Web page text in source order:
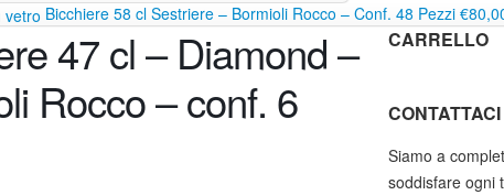
Bicchiere 58 cl Sestriere – Bormioli Rocco – Conf. 48 Pezzi
47 cl – Diamond –
Rocco – conf. 6
CARRELLO
CONTATTACI
Siamo a
soddisfare ogni